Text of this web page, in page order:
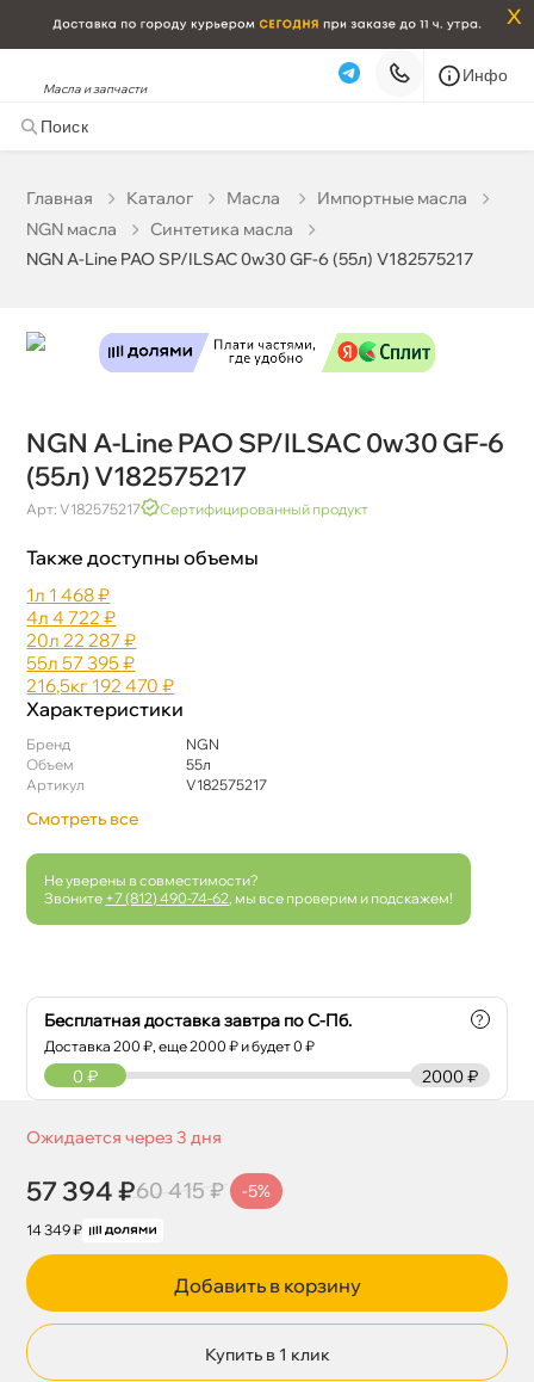
x
Масла и запчасти
Инфо
Главная Катало Масла
Импортные масла
NGN масла
Синтетика масла
NGN A-Line PAO SP/ILSAC 0w30 GF-6 (55л) V182575217
NGN A-Line PAO SP/ILSAC 0w30 GF-6
(55л) V182575217
Арт: V182575217 Сертифицированный продукт
Также доступны объемы
1л 1 468 ₽
4л 4 722 ₽
20л 22 287 ₽
55л 57 395 ₽
216,5к 192 470 ₽
Характеристики
Бренд
NGN
Объем
55л
Артикул
V182575217
Смотреть все
Не уверены в совместимости?
Звоните +7 (812) 490-74-62 , мы все проверим и подскажем!
Бесплатная доставка завтра по С-Пб.
Доставка200 ₽, еще2000 ₽ и будет 0 ₽
?
2000 ₽
0 ₽
Ожидается через 3 дня
57 394 ₽60 415 ₽ -5%
14 349 ₽
Добавить в корзину
Купить в 1 клик
Бесплатная Сегодня, 07.08 (при заказе от 2000₽)
Самовывоз